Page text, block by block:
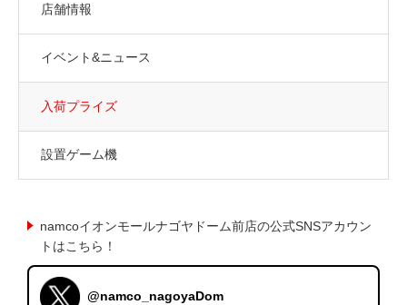
店舗情報
イベント&ニュース
入荷プライズ
設置ゲーム機
namcoイオンモールナゴヤドーム前店の公式SNSアカウン
トはこちら！
@namco_nagoyaDom